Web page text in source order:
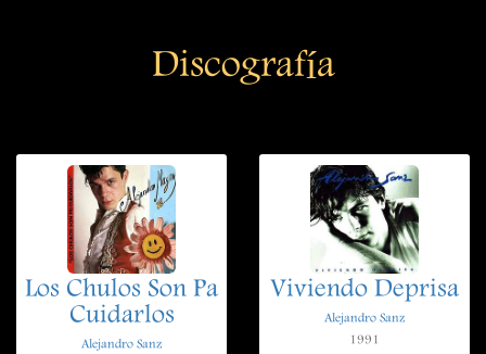
Discografía
Los Chulos Son Pa
Cuidarlos
Alejandro Sanz
Viviendo Deprisa
Alejandro Sanz
1991